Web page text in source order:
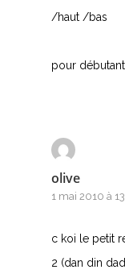
/haut /bas
pour débutant
olive
1 mai 2010 à
c koi le petit
2 (dan din